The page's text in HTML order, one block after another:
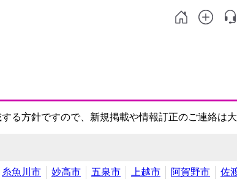
方針ですので、新規掲載や情報訂正のご連絡は大
糸魚川市 妙高市 五泉市 上越市 阿賀野市 佐